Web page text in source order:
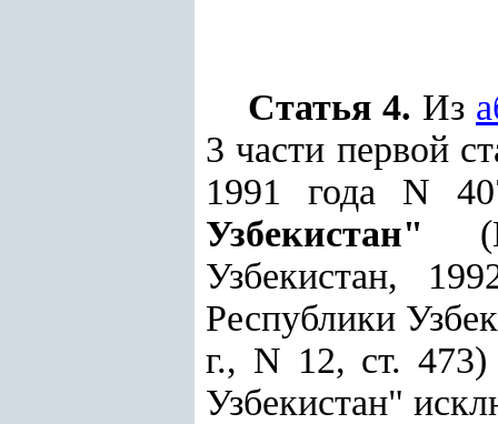
Статья 4. Из
3 части первой
1991 года N
Узбекистан"
Узбекистан,
Республики
г., N 12, ст. 473)
Узбекистан"